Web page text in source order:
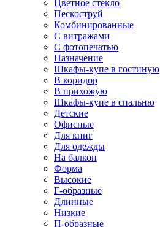
Цветное стекло
Пескоструй
Комбинированные
С витражами
С фотопечатью
Назначение
Шкафы-купе в гостиную
В коридор
В прихожую
Шкафы-купе в спальню
Детские
Офисные
Для книг
Для одежды
На балкон
Форма
Высокие
Г-образные
Длинные
Низкие
П-образные